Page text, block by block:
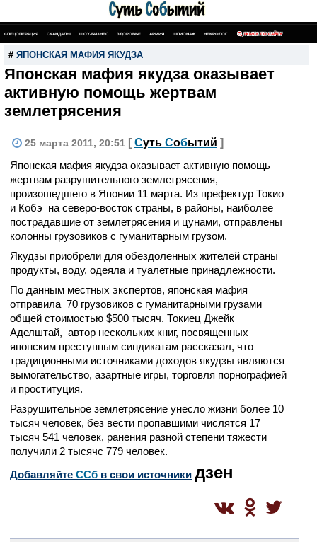
СПЕЦОПЕРАЦИЯ СКАНДАЛЫ ШОУ-БИЗНЕС ЗДОРОВЬЕ АРМИЯ ШПИОНАЖ НЕКРОЛОГ ПОИСК ПО САЙТУ
# ЯПОНСКАЯ МАФИЯ ЯКУДЗА
Японская мафия якудза оказывает
активную помощь жертвам
землетрясения
25 марта 2011, 20:51 [ Суть Событий ]
Японская мафия якудза оказывает активную помощь
жертвам разрушительного землетрясения,
произошедшего в Японии 11 марта. Из префектур Токио
и Кобэ на северо-восток страны, в районы, наиболее
пострадавшие от землетрясения и цунами, отправлены
колонны грузовиков с гуманитарным грузом.
Якудзы приобрели для обездоленных жителей страны
продукты, воду, одеяла и туалетные принадлежности.
По данным местных экспертов, японская мафия
отправила 70 грузовиков с гуманитарными грузами
общей стоимостью $500 тысяч. Токиец Джейк
Аделштай, автор нескольких книг, посвященных
японским преступным синдикатам рассказал, что
традиционными источниками доходов якудзы являются
вымогательство, азартные игры, торговля порнографией
и проституция.
Разрушительное землетрясение унесло жизни более 10
тысяч человек, без вести пропавшими числятся 17
тысяч 541 человек, ранения разной степени тяжести
получили 2 тысячс 779 человек.
Добавляйте CСб в свои источники дзен